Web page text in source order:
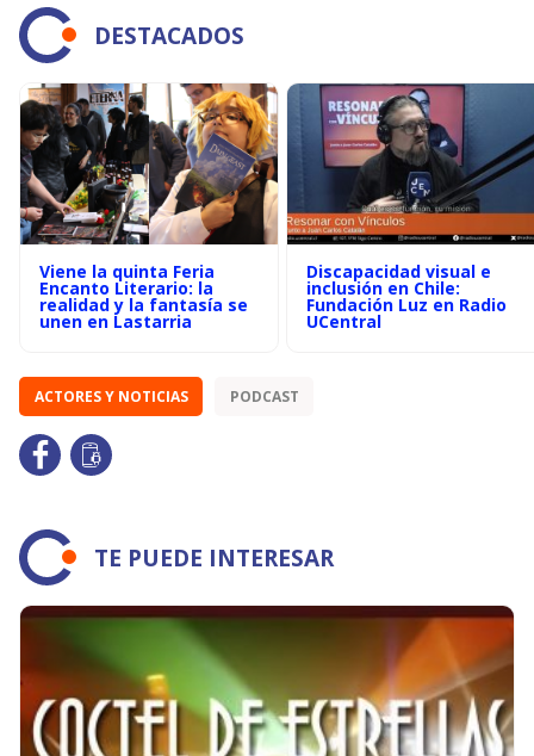
DESTACADOS
Viene la quinta Feria
Encanto Literario: la
realidad y la fantasía se
unen en Lastarria
Discapacidad visual e
inclusión en Chile:
Fundación Luz en Radio
UCentral
ACTORES Y NOTICIAS PODCAST
TE PUEDE INTERESAR